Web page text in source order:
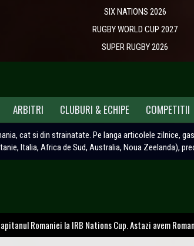
SIX NATIONS 2026
RUGBY WORLD CUP 2027
SUPER RUGBY 2026
ARBITRI CLUBURI & ECHIPE COMPETITII
cat si din strainatate. Pe langa articolele zilnice,
Italia, Africa de Sud, Australia, Noua Zeelanda),
Romaniei la IRB Nations Cup. Astazi avem